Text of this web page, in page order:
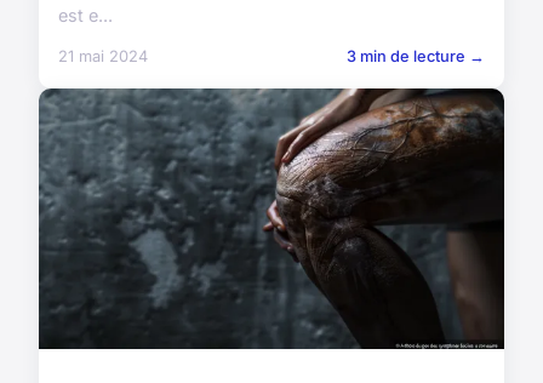
est e...
21 mai 2024 3 min de lecture →